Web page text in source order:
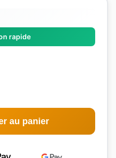
rapide
au panier